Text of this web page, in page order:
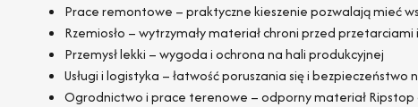
Prace remontowe – praktyczne kieszenie pozwalają mieć
Rzemiosło – wytrzymały materiał chroni przed przetarciami
Przemysł lekki – wygoda i ochrona na hali produkcyjnej
Usługi i logistyka – łatwość poruszania się i
Ogrodnictwo i prace terenowe – odporny materiał